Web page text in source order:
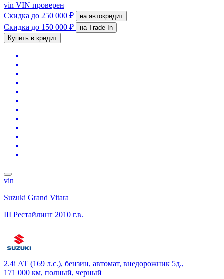
vin VIN проверен
Скидка до 250 000 ₽ на автокредит
Скидка до 150 000 ₽
на Trade-In
Купить в кредит
vin
Suzuki Grand Vitara
III Рестайлинг 2010 г.в.
2.4i АТ (169 л.с.), бензин, автомат, внедорожник 5д.,
171 000 км, полный, черный